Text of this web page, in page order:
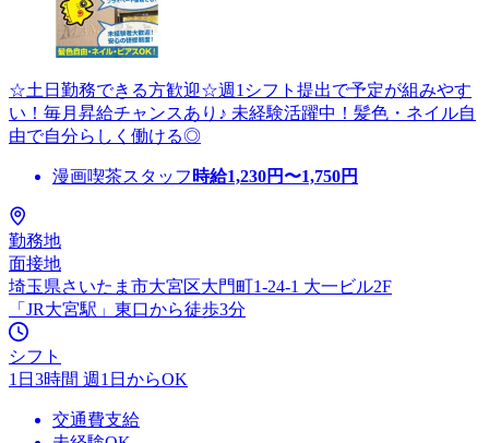
☆土日勤務できる方歓迎☆週1シフト提出で予定が組みやす
い！毎月昇給チャンスあり♪ 未経験活躍中！髪色・ネイル自
由で自分らしく働ける◎
漫画喫茶スタッフ 時給1,230円〜1,750円
勤務地
面接地
埼玉県さいたま市大宮区大門町1-24-1 大一ビル2F
「JR大宮駅」東口から徒歩3分
シフト
1日3時間 週1日からOK
交通費支給